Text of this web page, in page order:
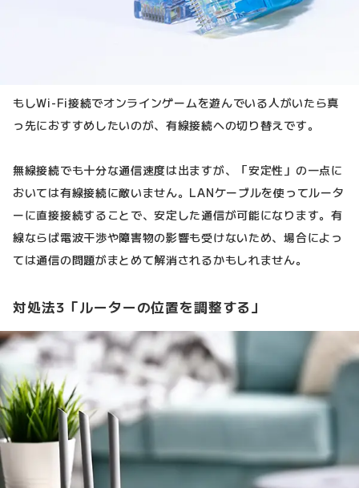
もしWi-Fi接続でオンラインゲームを遊んでいる人がいたら真
っ先におすすめしたいのが、有線接続への切り替えです。
無線接続でも十分な通信速度は出ますが、「安定性」の一点に
おいては有線接続に敵いません。LANケーブルを使ってルータ
ーに直接接続することで、安定した通信が可能になります。有
線ならば電波干渉や障害物の影響も受けないため、場合によっ
ては通信の問題がまとめて解消されるかもしれません。
対処法3「ルーターの位置を調整する」